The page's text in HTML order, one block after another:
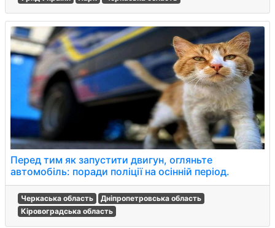
Перед тим як запустити двигун, огляньте
автомобіль: поради поліції на осінній період.
Черкаська область
Дніпропетровська область
Кіровоградська область